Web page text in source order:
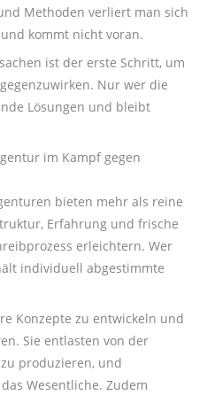
Methoden verliert man sich
kommt nicht voran.
ist der erste Schritt, um
Nur wer die
Lösungen und bleibt
im Kampf gegen
bieten mehr als reine
Erfahrung und frische
erleichtern. Wer
individuell abgestimmte
Konzepte zu entwickeln und
Sie entlasten von der
produzieren, und
Wesentliche. Zudem